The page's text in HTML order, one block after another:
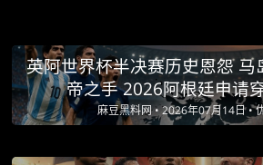
英阿世界杯半决赛历史恩怨
帝之手 2026阿根廷申请
麻豆黑料网 •2026年07月14日 •